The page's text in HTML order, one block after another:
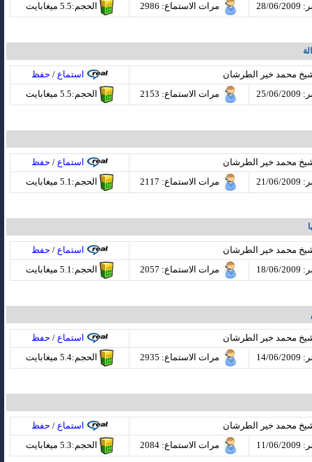
الحجم:5.5 ميغابايت
مرات الاستماع: 2986
استماع / حفظ
محمد خير الطرشان
الحجم:5.5 ميغابايت
مرات الاستماع: 2153
استماع / حفظ
محمد خير الطرشان
الحجم:5.1 ميغابايت
مرات الاستماع: 2117
استماع / حفظ
محمد خير الطرشان
الحجم:5.1 ميغابايت
مرات الاستماع: 2057
استماع / حفظ
محمد خير الطرشان
الحجم:5.4 ميغابايت
مرات الاستماع: 2935
استماع / حفظ
محمد خير الطرشان
الحجم:5.3 ميغابايت
مرات الاستماع: 2084